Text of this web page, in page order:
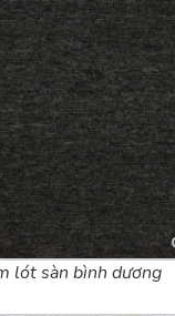
lót sàn bình dương